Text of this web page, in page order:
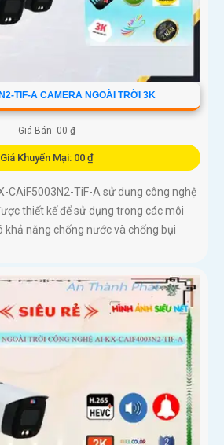
TIF-A CAMERA NGOÀI TRỜI 3K
Giá Bán: 00 ₫
Giá Khuyến Mại: 00 ₫
CAiF5003N2-TiF-A sử dụng công nghệ
thiết kế để sử dụng trong các môi
khả năng chống nước và chống bụi